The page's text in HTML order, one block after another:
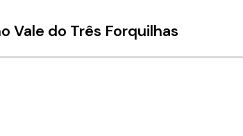
Vale do Três Forquilhas